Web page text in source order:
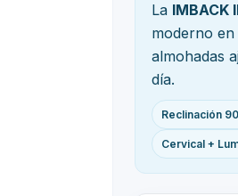
La IMBACK
moderno
almohadas
día.
Reclinación
Cervical +